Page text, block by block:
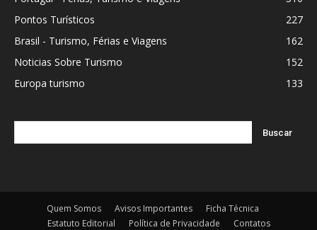
Pontos Turísticos
227
Brasil - Turismo, Férias e Viagens
162
Noticias Sobre Turismo
152
Europa turismo
133
Quem Somos Avisos Importantes
Ficha Técnica
Estatuto Editorial
Política de Privacidade Contatos